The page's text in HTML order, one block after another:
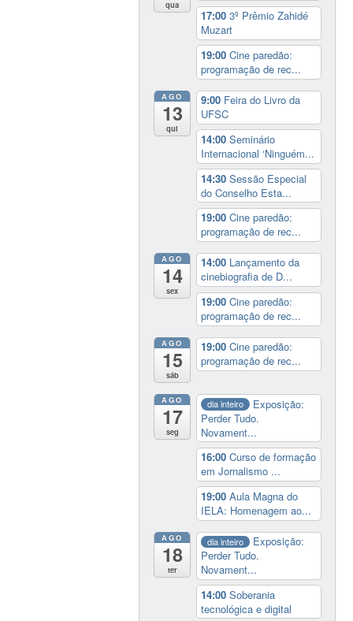
qua
17:003º Prêmio Zahidé
Muzart
19:00Cine paredão:
programação de rec...
AGO
13
qui
9:00 Feira do Livro da
UFSC
14:00Seminário
Internacional ‘Ninguém...
14:30Sessão Especial
do Conselho Esta...
19:00Cine paredão:
programação de rec...
AGO
14
sex
14:00 Lançamento da
cinebiografia de D...
19:00Cine paredão:
programação de rec...
AGO
15
sáb
19:00Cine paredão:
programação de rec...
AGO
17
seg
dia inteiro
Exposição:
Perder Tudo.
Novament...
16:00Curso de formação
em Jornalismo ...
19:00Aula Magna do
IELA: Homenagem ao...
AGO
18
ter
dia inteiro
Exposição:
Perder Tudo.
Novament...
14:00Soberania
tecnológica e digital